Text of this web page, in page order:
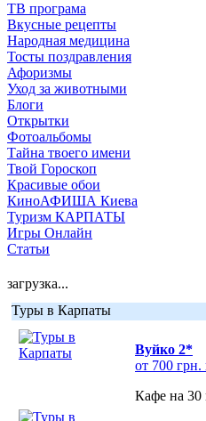
ТВ програма
Вкусные рецепты
Народная медицина
Тосты поздравления
Афоризмы
Уход за животными
Блоги
Открытки
Фотоальбомы
Тайна твоего имени
Твой Гороскоп
Красивые обои
КиноАФИША Киева
Туризм КАРПАТЫ
Игры Онлайн
Статьи
загрузка...
Туры в Карпаты
Вуйко 2*
от 700 грн.
Кафе на 30